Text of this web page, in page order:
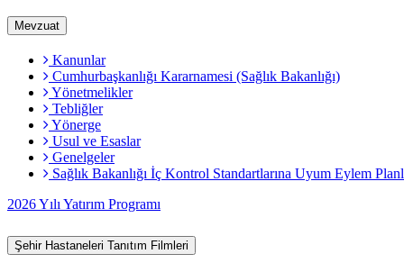
Mevzuat
Kanunlar
Cumhurbaşkanlığı Kararnamesi (Sağlık Bakanlığı)
Yönetmelikler
Tebliğler
Yönerge
Usul ve Esaslar
Genelgeler
Sağlık Bakanlığı İç Kontrol Standartlarına Uyum Eylem
2026 Yılı Yatırım Programı
Şehir Hastaneleri Tanıtım Filmleri